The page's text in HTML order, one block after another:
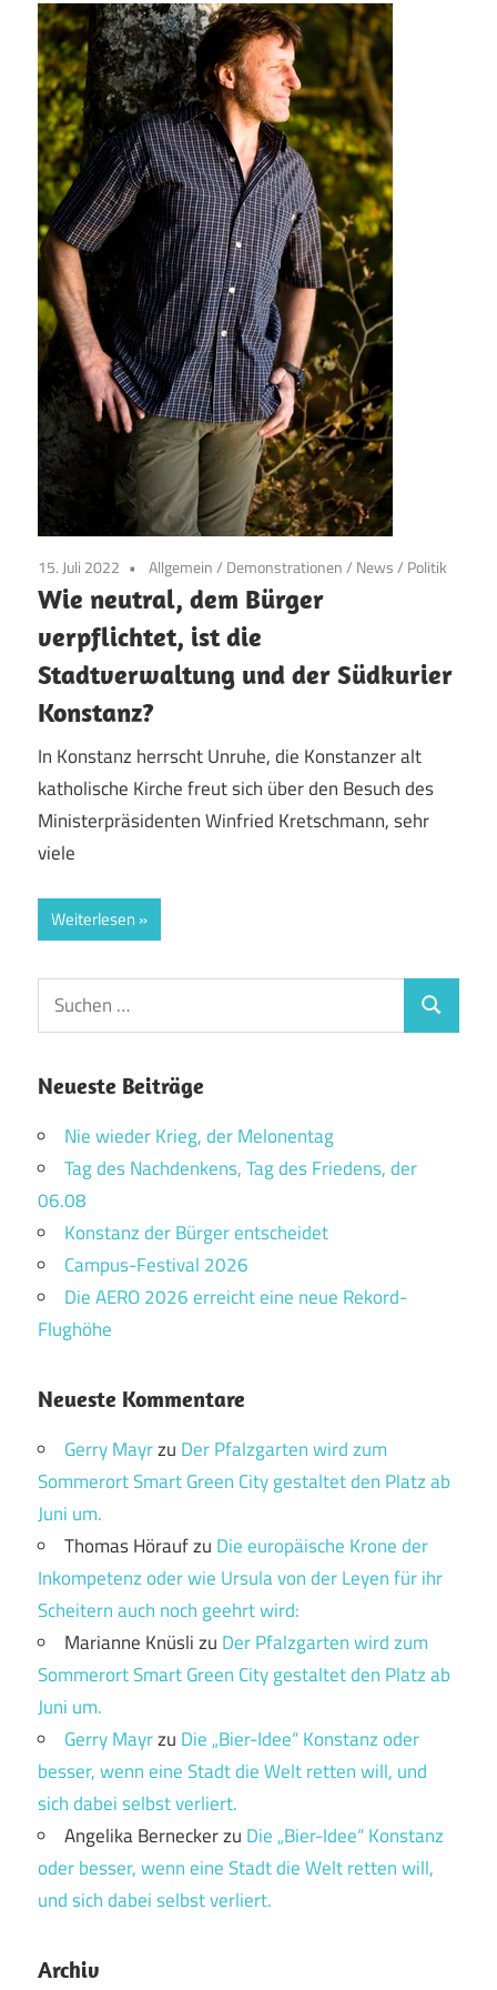
15. Juli 2022 Allgemein/ Demonstrationen/ News/ Politik
Wie neutral, dem Bürger
verpflichtet, ist die
Stadtverwaltung und der Südkurier
Konstanz?
In Konstanz herrscht Unruhe, die Konstanzer alt
katholische Kirche freut sich über den Besuch des
Ministerpräsidenten Winfried Kretschmann, sehr
viele
Weiterlesen
Suchen
nach:
Suchen
Neueste Beiträge
Nie wieder Krieg, der Melonentag
Tag des Nachdenkens, Tag des Friedens, der
06.08
Konstanz der Bürger entscheidet
Campus-Festival 2026
Die AERO 2026 erreicht eine neue Rekord-
Flughöhe
Neueste Kommentare
Gerry Mayrzu Der Pfalzgarten wird zum
Sommerort Smart Green City gestaltet den Platz ab
Juni um.
Thomas Höraufzu Die europäische Krone der
Inkompetenz oder wie Ursula von der Leyen für ihr
Scheitern auch noch geehrt wird:
Marianne Knüslizu Der Pfalzgarten wird zum
Sommerort Smart Green City gestaltet den Platz ab
Juni um.
Gerry Mayrzu Die „Bier-Idee“ Konstanz oder
besser, wenn eine Stadt die Welt retten will, und
sich dabei selbst verliert.
Angelika Berneckerzu Die „Bier-Idee“ Konstanz
oder besser, wenn eine Stadt die Welt retten will,
und sich dabei selbst verliert.
Archiv